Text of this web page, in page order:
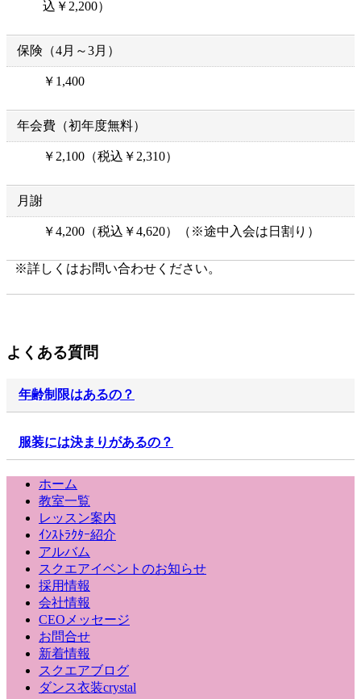
込￥2,200）
保険（4月～3月）
￥1,400
年会費（初年度無料）
￥2,100（税込￥2,310）
月謝
￥4,200（税込￥4,620）（※途中入会は日割り）
※詳しくはお問い合わせください。
よくある質問
年齢制限はあるの？
迎！
現在のところは、５０歳代～７０歳代の方が多いよ
うです。もちろんお若い方も大歓迎です！！
服装には決まりがあるの？
ありません。動きやすい服装なら何でもOKです。
パンツスタイルにTシャツという方が多いようで
す。
もちろん レオタードでもOK！持ち物は、お茶とバ
スタオルと室内シューズだけです。
ホーム
教室一覧
レッスン案内
ｲﾝｽﾄﾗｸﾀｰ紹介
アルバム
スクエアイベントのお知らせ
採用情報
会社情報
CEOメッセージ
お問合せ
新着情報
スクエアブログ
ダンス衣装crystal